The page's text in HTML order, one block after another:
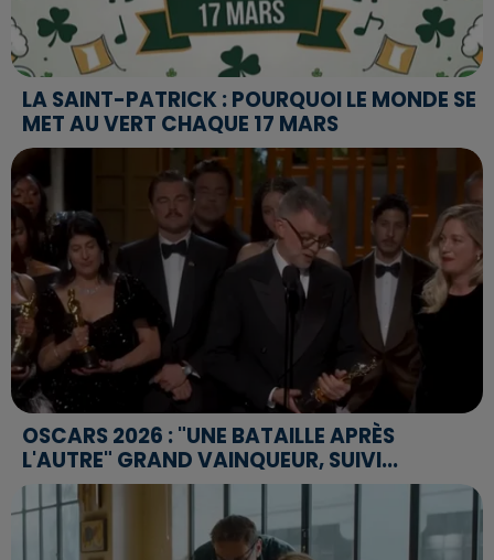
LA SAINT-PATRICK : POURQUOI LE MONDE SE
MET AU VERT CHAQUE 17 MARS
OSCARS 2026 : "UNE BATAILLE APRÈS
L'AUTRE" GRAND VAINQUEUR, SUIVI...